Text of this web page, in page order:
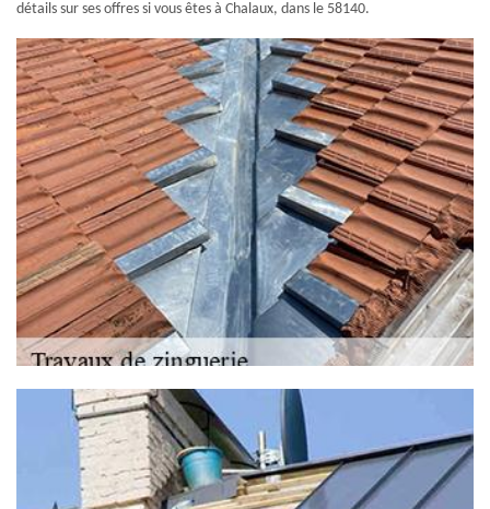
détails sur ses offres si vous êtes à Chalaux, dans le 58140.